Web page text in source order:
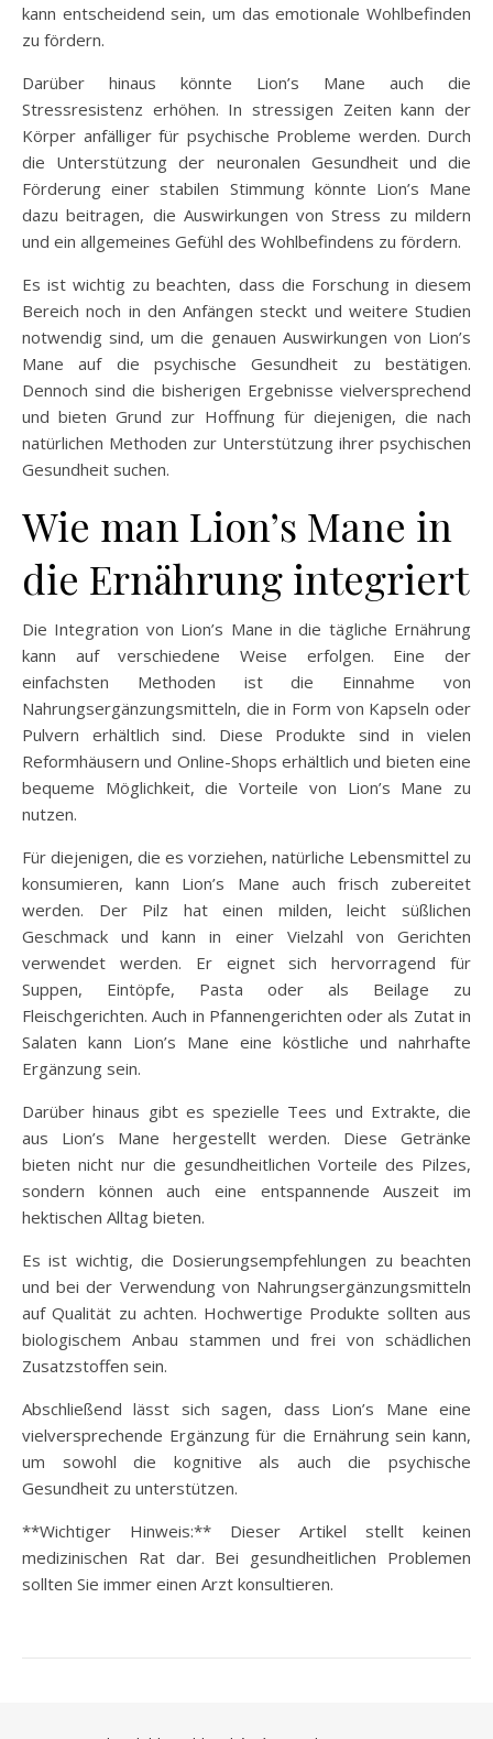
kann entscheidend sein, um das emotionale Wohlbefinden
zu fördern.
Darüber hinaus könnte Lion’s Mane auch die
Stressresistenz erhöhen. In stressigen Zeiten kann der
Körper anfälliger für psychische Probleme werden. Durch
die Unterstützung der neuronalen Gesundheit und die
Förderung einer stabilen Stimmung könnte Lion’s Mane
dazu beitragen, die Auswirkungen von Stress zu mildern
und ein allgemeines Gefühl des Wohlbefindens zu fördern.
Es ist wichtig zu beachten, dass die Forschung in diesem
Bereich noch in den Anfängen steckt und weitere Studien
notwendig sind, um die genauen Auswirkungen von Lion’s
Mane auf die psychische Gesundheit zu bestätigen.
Dennoch sind die bisherigen Ergebnisse vielversprechend
und bieten Grund zur Hoffnung für diejenigen, die nach
natürlichen Methoden zur Unterstützung ihrer psychischen
Gesundheit suchen.
Wie man Lion’s Mane in
die Ernährung integriert
Die Integration von Lion’s Mane in die tägliche Ernährung
kann auf verschiedene Weise erfolgen. Eine der
einfachsten Methoden ist die Einnahme von
Nahrungsergänzungsmitteln, die in Form von Kapseln oder
Pulvern erhältlich sind. Diese Produkte sind in vielen
Reformhäusern und Online-Shops erhältlich und bieten eine
bequeme Möglichkeit, die Vorteile von Lion’s Mane zu
nutzen.
Für diejenigen, die es vorziehen, natürliche Lebensmittel zu
konsumieren, kann Lion’s Mane auch frisch zubereitet
werden. Der Pilz hat einen milden, leicht süßlichen
Geschmack und kann in einer Vielzahl von Gerichten
verwendet werden. Er eignet sich hervorragend für
Suppen, Eintöpfe, Pasta oder als Beilage zu
Fleischgerichten. Auch in Pfannengerichten oder als Zutat in
Salaten kann Lion’s Mane eine köstliche und nahrhafte
Ergänzung sein.
Darüber hinaus gibt es spezielle Tees und Extrakte, die
aus Lion’s Mane hergestellt werden. Diese Getränke
bieten nicht nur die gesundheitlichen Vorteile des Pilzes,
sondern können auch eine entspannende Auszeit im
hektischen Alltag bieten.
Es ist wichtig, die Dosierungsempfehlungen zu beachten
und bei der Verwendung von Nahrungsergänzungsmitteln
auf Qualität zu achten. Hochwertige Produkte sollten aus
biologischem Anbau stammen und frei von schädlichen
Zusatzstoffen sein.
Abschließend lässt sich sagen, dass Lion’s Mane eine
vielversprechende Ergänzung für die Ernährung sein kann,
um sowohl die kognitive als auch die psychische
Gesundheit zu unterstützen.
**Wichtiger Hinweis:** Dieser Artikel stellt keinen
medizinischen Rat dar. Bei gesundheitlichen Problemen
sollten Sie immer einen Arzt konsultieren.